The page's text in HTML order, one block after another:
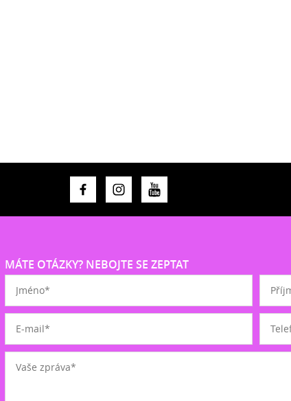
MÁTE OTÁZKY? NEBOJTE SE ZEPTAT